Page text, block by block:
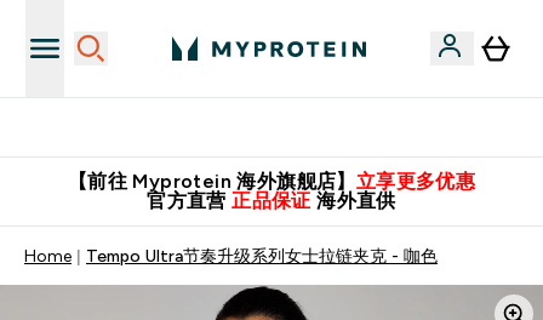
【前往 Myprotein 海外旗舰店】 立享更多优惠
官方直营 正品保证 海外直供
Home Tempo Ultra节奏升级系列女士拉链夹克 - 咖色